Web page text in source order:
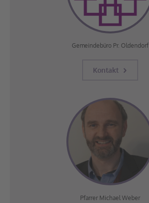
Gemeindebüro Pr. Oldendorf
Kontakt
Pfarrer Michael Weber